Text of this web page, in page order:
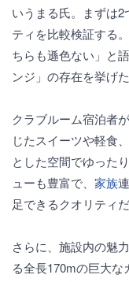
いうまる氏。まずは
ティを比較検証する
ちらも遜色ない」と
ンジ」の存在を挙げた
クラブルーム宿泊者
じたスイーツや軽食
とした空間でゆった
ューも豊富で、 家族
足できるクオリティ
さらに、施設内の魅
る全長170mの巨大